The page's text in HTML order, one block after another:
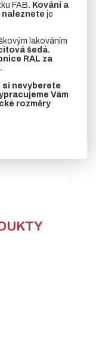
FAB. Kování a
naleznete je
lakováním
šedá.
RAL za
si nevyberete
Vám
rozměry